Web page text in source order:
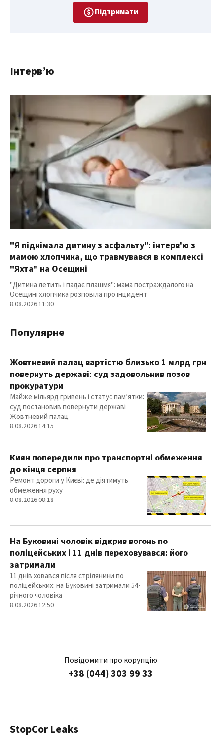
Підтримати
Інтерв’ю
"Я піднімала дитину з асфальту": інтерв'ю з
мамою хлопчика, що травмувався в комплексі
"Яхта" на Осещині
"Дитина летить і падає плашмя": мама постраждалого на
Осещині хлопчика розповіла про інцидент
8.08.2026 11:30
Популярне
Жовтневий палац вартістю близько 1 млрд грн
повернуть державі: суд задовольнив позов
прокуратури
Майже мільярд гривень і статус пам’ятки:
суд постановив повернути державі
Жовтневий палац
8.08.2026 14:15
Киян попередили про транспортні обмеження
до кінця серпня
Ремонт дороги у Києві: де діятимуть
обмеження руху
8.08.2026 08:18
На Буковині чоловік відкрив вогонь по
поліцейських і 11 днів переховувався: його
затримали
11 днів ховався після стрілянини по
поліцейських: на Буковині затримали 54-
річного чоловіка
8.08.2026 12:50
Повідомити про корупцію
+38 (044) 303 99 33
StopCor Leaks